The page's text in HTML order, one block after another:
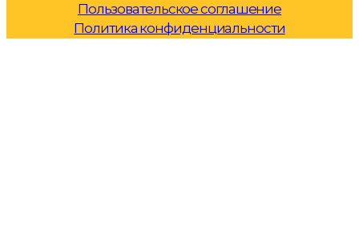
Пользовательское соглашение
Политика конфиденциальности